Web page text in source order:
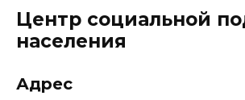
Центр социальной
населения
Адрес